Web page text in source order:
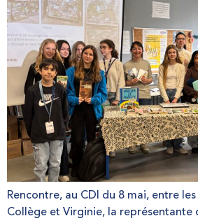
Rencontre, au CDI du 8 mai, entre
Collège et Virginie, la représentante